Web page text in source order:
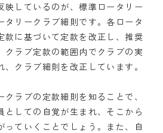
映しているのが、標準ロータリー
タリークラブ細則です。各ロータ
款に基づいて定款を改正し、推奨
クラブ定款の範囲内でクラブの実
クラブ細則を改正しています。
クラブの定款細則を知ることで、
としての自覚が生まれ、そこから
っていくことでしょう。また、自